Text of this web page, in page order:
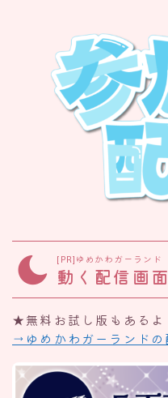
[PR]ゆめかわガーランド
動く配信画
★無料お試し版もあるよ
→ゆめかわガーランドの